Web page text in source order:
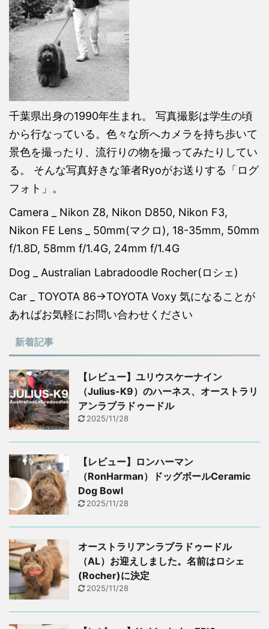
千葉県出身の1990年生まれ。 写真撮影は学生の頃
から行なっている。色々な所へカメラを持ち歩いて
景色を撮ったり、流行りの物を撮ってみたりしてい
る。 そんな写真好きな筆者Ryoがお送りする「ログ
フォト」。
Camera _ Nikon Z8, Nikon D850, Nikon F3,
Nikon FE Lens _ 50mm(マクロ), 18-35mm, 50mm
f/1.8D, 58mm f/1.4G, 24mm f/1.4G
Dog _ Australian Labradoodle Rocher(ロシェ)
Car _ TOYOTA 86→TOYOTA Voxy 気になることが
あればお気軽にお問い合わせください
新着記事
【レビュー】ユリウスケーナイン
（Julius-K9）のハーネス、オーストラリ
アンラブラドゥードル
2025/11/28
【レビュー】ロンハーマン
（RonHarman）ドッグボールCeramic
Dog Bowl
2025/11/28
オーストラリアンラブラドゥードル
（AL）お迎えしました。名前はロシェ
(Rocher)に決定
2025/11/28